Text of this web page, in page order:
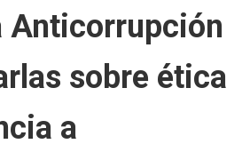
Anticorrupción
sobre ética
a